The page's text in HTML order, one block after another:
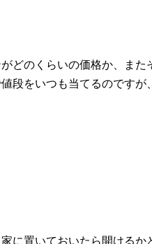
どのくらいの価格か、ま
段をいつも当てるのです
に置いておいたら開ける